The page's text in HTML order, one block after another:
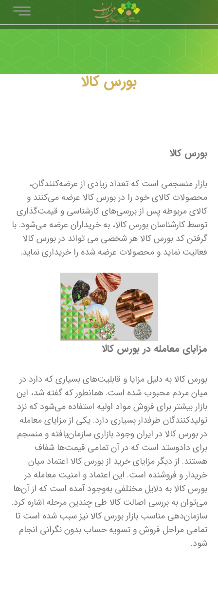
بورس کالا
بورس کالا
بازار منسجمی است که تعداد زیادی از عرضه‌کنندگان،
محصولات کالای خود را در بورس کالا عرضه می‌کنند و
کالای مربوطه پس از بررسی‌های کارشناسی و قیمت‌گذاری
توسط کارشناسان بورس کالا، به خریداران عرضه می‌شود. با
گرفتن کد بورس کالا هر شخصی می تواند در بورس کالا
فعالیت نماید و محصولات عرضه شده را خریداری نماید.
مزایای معامله در بورس کا‌لا
بورس کالا به دلیل مزایا و قابلیت‎‌های بسیاری که دارد در
میان مردم محبوب شده است. همانطور که گفته شد، این
بازار بیشتر برای فروش مواد اولیه استفاده می‌شود که نزد
تولیدکنندگان طرفدار بسیاری دارد. یکی از مزایای معامله
در بورس کا‌لا در ایران وجود بازاری سازمان‌یافته و منسجم
برای دادوستد است که در آن تمامی قیمت‌ها شفاف
هستند. از دیگر مزایای خرید از بورس ‌کالا اعتماد میان
خریدار و فروشنده است. این اعتماد و امنیت معامله در
بورس کالا به دلایل مختلفی به‌وجود آمده است که از آن‌ها
می‌توان به بررسی اصالت کالا طی چندین مرحله اشاره کرد.
سازمان‌دهی مناسب بازار بورس کالا نیز سبب شده است تا
تمامی مراحل فروش و تسویه حساب بدون نگرانی انجام
شود.